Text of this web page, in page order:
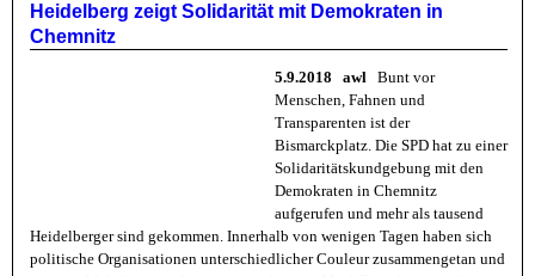
Heidelberg zeigt Solidarität mit Demokraten in
Chemnitz
5.9.2018 awl Bunt vor
Menschen, Fahnen und
Transparenten ist der
Bismarckplatz. Die SPD hat zu einer
Solidaritätskundgebung mit den
Demokraten in Chemnitz
aufgerufen und mehr als tausend
Heidelberger sind gekommen. Innerhalb von wenigen Tagen haben sich
politische Organisationen unterschiedlicher Couleur zusammengetan und